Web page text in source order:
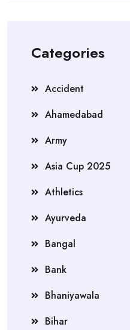
Categories
Accident
Ahamedabad
Army
Asia Cup 2025
Athletics
Ayurveda
Bangal
Bank
Bhaniyawala
Bihar